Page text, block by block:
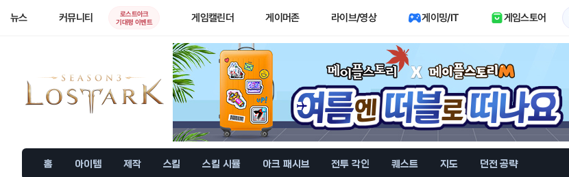
뉴스 커뮤니티
로스트아크
기대평 이벤트
게임캘린더 게이머존 라이브/영상 게이밍/IT 게임스토어
홈 아이템 제작 스킬 스킬 시뮬 아크 패시브 전투 각인 퀘스트 지도 던전 공략